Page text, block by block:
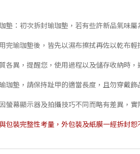
墊：初次拆封瑜珈墊，若有些許新品氣味
完瑜珈墊後，皆先以濕布擦拭再佐以乾布
各異，提醒您，使用過程以及儲存收納時
珈墊，請保持趾甲的適當長度，且勿穿戴飾
螢幕顯示器及拍攝技巧不同而略有差異，實
包裝完整性考量，外包裝及紙膜一經拆封恕